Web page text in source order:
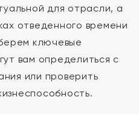
для отрасли, а
отведенного времени
ключевые
вам определиться с
или проверить